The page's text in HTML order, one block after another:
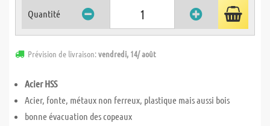
Quantité
Prévision de livraison:vendredi, 14/ août
Acier HSS
Acier, fonte, métaux non ferreux, plastique mais aussi bois
bonne évacuation des copeaux